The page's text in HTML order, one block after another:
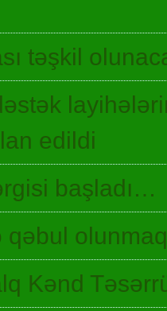
təşkil
edildi
başladı…
qəbul
Kənd